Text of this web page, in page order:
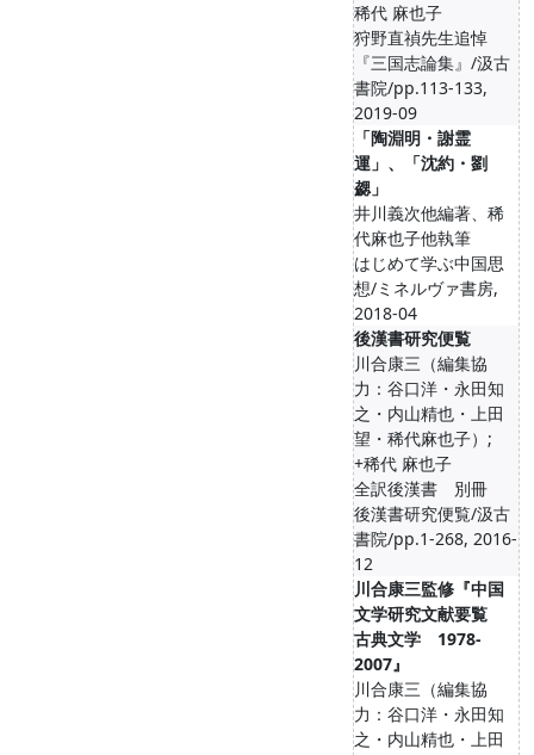
稀代 麻也子
狩野直禎先生追悼
『三国志論集』/汲古
書院/pp.113-133,
2019-09
「陶淵明・謝霊
運」、「沈約・劉
勰」
井川義次他編著、稀
代麻也子他執筆
はじめて学ぶ中国思
想/ミネルヴァ書房,
2018-04
後漢書研究便覧
川合康三（編集協
力：谷口洋・永田知
之・内山精也・上田
望・稀代麻也子）;
+稀代 麻也子
全訳後漢書 別冊
後漢書研究便覧/汲古
書院/pp.1-268, 2016-
12
川合康三監修『中国
文学研究文献要覧
古典文学 1978-
2007』
川合康三（編集協
力：谷口洋・永田知
之・内山精也・上田